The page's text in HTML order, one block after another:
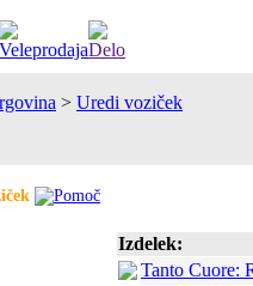
> Uredi voziček
Izdelek:
Tanto Cuore: